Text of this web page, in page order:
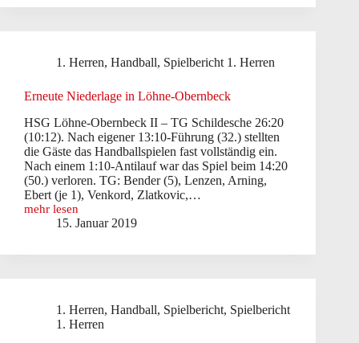
Spenge
1. Herren, Handball, Spielbericht 1. Herren
Erneute Niederlage in Löhne-Obernbeck
HSG Löhne-Obernbeck II – TG Schildesche 26:20
(10:12). Nach eigener 13:10-Führung (32.) stellten
die Gäste das Handballspielen fast vollständig ein.
Nach einem 1:10-Antilauf war das Spiel beim 14:20
(50.) verloren. TG: Bender (5), Lenzen, Arning,
Ebert (je 1), Venkord, Zlatkovic,…
mehr lesen
Erneute
Niederlage
Löhne-
15. Januar 2019
1. Herren, Handball, Spielbericht, Spielbericht
1. Herren